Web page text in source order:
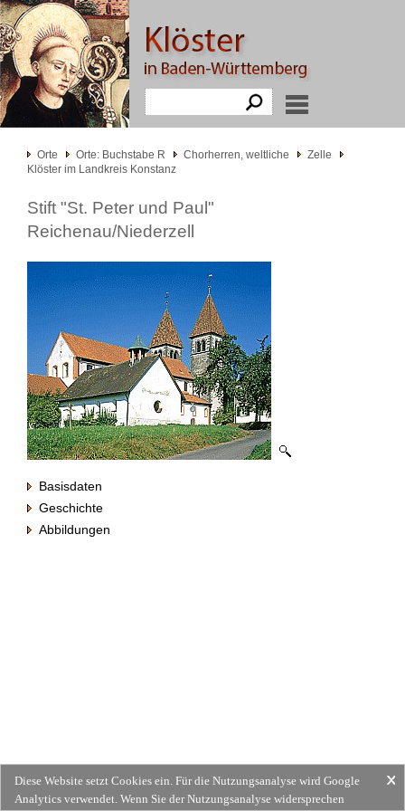
Orte Orte: Buchstabe R Chorherren, weltliche
Zelle
Klöster im Landkreis Konstanz
Stift "St. Peter und Paul"
Reichenau/Niederzell
Basisdaten
Geschichte
Abbildungen
Diese Website setzt Cookies ein. Für die Nutzungsanalyse wird Google
Analytics verwendet. Wenn Sie der Nutzungsanalyse widersprechen